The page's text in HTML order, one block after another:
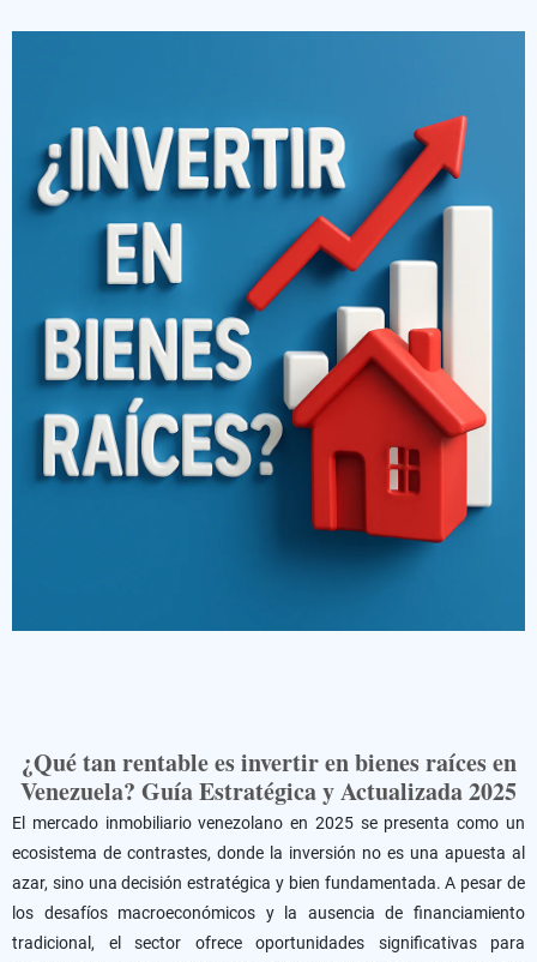
¿Qué tan rentable es invertir en bienes raíces en
Venezuela? Guía Estratégica y Actualizada 2025
El mercado inmobiliario venezolano en 2025 se presenta como un
ecosistema de contrastes, donde la inversión no es una apuesta al
azar, sino una decisión estratégica y bien fundamentada. A pesar de
los desafíos macroeconómicos y la ausencia de financiamiento
tradicional, el sector ofrece oportunidades significativas para